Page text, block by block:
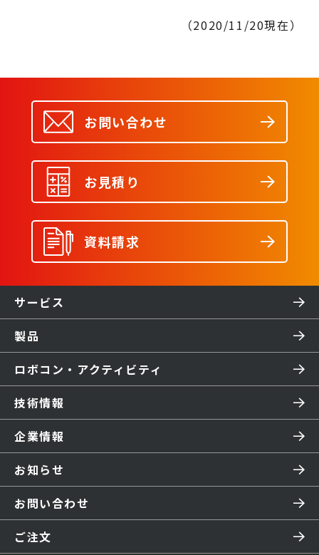
（2020/11/20現在）
お問い合わせ
お見積り
資料請求
サービス
製品
ロボコン・アクティビティ
技術情報
企業情報
お知らせ
お問い合わせ
ご注文